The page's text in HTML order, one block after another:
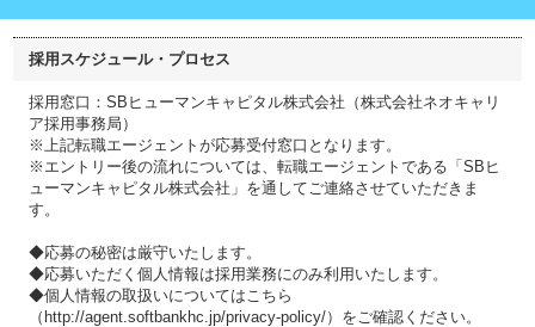
採用スケジュール・プロセス
採用窓口：SBヒューマンキャピタル株式会社（株式会社ネオキャリ
ア採用事務局）
※上記転職エージェントが応募受付窓口となります。
※エントリー後の流れについては、転職エージェントである「SBヒ
ューマンキャピタル株式会社」を通してご連絡させていただきま
す。
◆応募の秘密は厳守いたします。
◆応募いただく個人情報は採用業務にのみ利用いたします。
◆個人情報の取扱いについてはこちら
（http://agent.softbankhc.jp/privacy-policy/）をご確認ください。